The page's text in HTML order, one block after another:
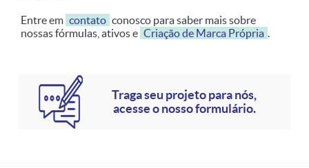
Entre em contato conosco para saber mais sobre
nossas fórmulas, ativos e Criação de Marca Própria .
Traga seu projeto para nós,
acesse o nosso formulário.